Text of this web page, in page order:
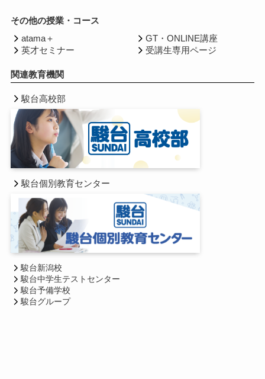
その他の授業・コース
atama＋
英才セミナー
GT・ONLINE講座
受講生専用ページ
関連教育機関
駿台高校部
駿台個別教育センター
駿台新潟校
駿台中学生テストセンター
駿台予備学校
駿台グループ